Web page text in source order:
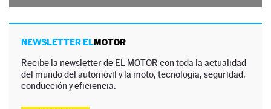
NEWSLETTER ELMOTOR
Recibe la newsletter de EL MOTOR con toda la actualidad
del mundo del automóvil y la moto, tecnología, seguridad,
conducción y eficiencia.